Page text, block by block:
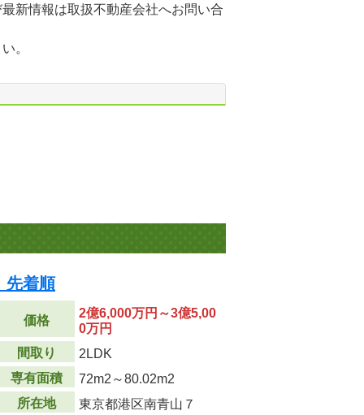
新情報は取扱不動産会社へお問い合
。
着順
価格
2億6,000万円～3億5,00
0万円
間取り
2LDK
専有面積
72m2 ～80.02m2
所在地
東京都港区南青山７